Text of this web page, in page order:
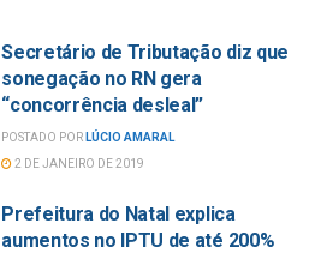
Secretário de Tributação diz que
sonegação no RN gera
“concorrência desleal”
POSTADO POR LÚCIO AMARAL
2 DE JANEIRO DE 2019
Prefeitura do Natal explica
aumentos no IPTU de até 200%